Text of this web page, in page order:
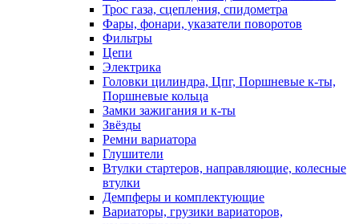
Трос газа, сцепления, спидометра
Фары, фонари, указатели поворотов
Фильтры
Цепи
Электрика
Головки цилиндра, Цпг, Поршневые к-ты,
Поршневые кольца
Замки зажигания и к-ты
Звёзды
Ремни вариатора
Глушители
Втулки стартеров, направляющие, колесные
втулки
Демпферы и комплектующие
Вариаторы, грузики вариаторов,